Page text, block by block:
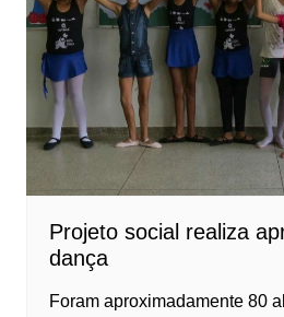
Projeto social realiza
dança
Foram aproximadamente 80